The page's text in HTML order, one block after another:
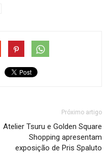
Próximo artigo
Atelier Tsuru e Golden Square
Shopping apresentam
exposição de Pris Spaluto